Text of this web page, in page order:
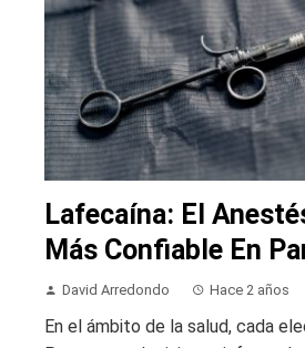
Lafecaína: El
Más Confiable En
David Arredondo Hace 2 años
En el ámbito de la salud, cada